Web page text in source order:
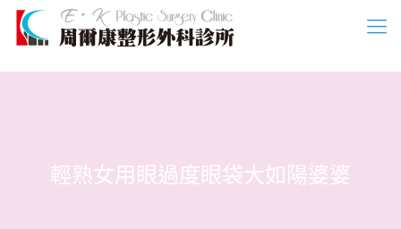
輕熟女用眼過度眼袋大如陽婆婆